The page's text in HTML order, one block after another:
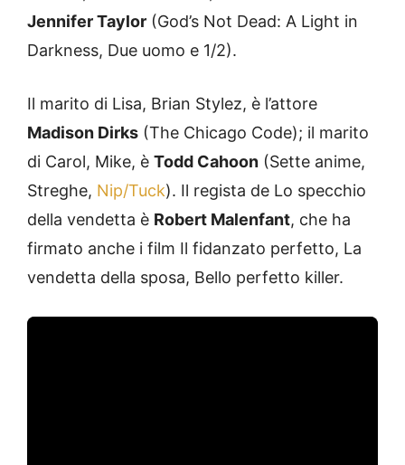
Jennifer Taylor (God’s Not Dead: A Light in
Darkness, Due uomo e 1/2).
Il marito di Lisa, Brian Stylez, è l’attore
Madison Dirks (The Chicago Code); il marito
di Carol, Mike, è Todd Cahoon (Sette anime,
Streghe, Nip/Tuck). Il regista de Lo specchio
della vendetta è Robert Malenfant, che ha
firmato anche i film Il fidanzato perfetto, La
vendetta della sposa, Bello perfetto killer.